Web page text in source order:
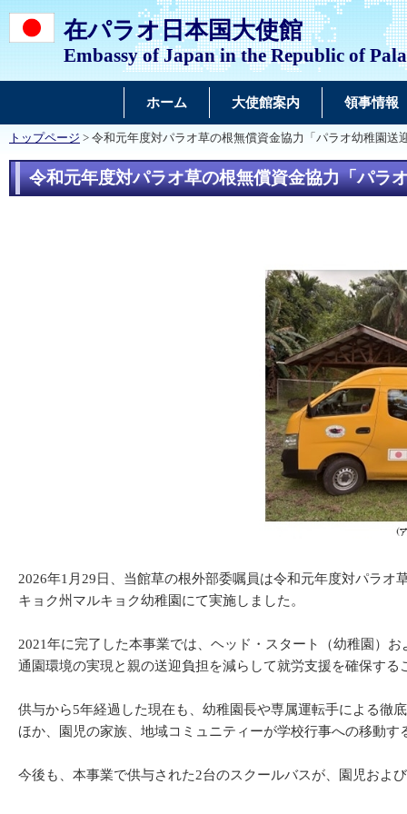
在パラオ日本国大使館
Embassy of Japan in the Republic of
ホーム 大使館案内 領事情報
トップページ > 令和元年度対パラオ草の根無償資金協力「パラオ幼稚園送
令和元年度対パラオ草の根無償資金協力「パラ
2026年1月29日、当館草の根外部委嘱員は令和元年度対パラ
キョク州マルキョク幼稚園にて実施しました。
2021年に完了した本事業では、ヘッド・スタート（幼稚園）
通園環境の実現と親の送迎負担を減らして就労支援を確保す
供与から5年経過した現在も、幼稚園長や専属運転手による徹
ほか、園児の家族、地域コミュニティーが学校行事への移動
今後も、本事業で供与された2台のスクールバスが、園児およ